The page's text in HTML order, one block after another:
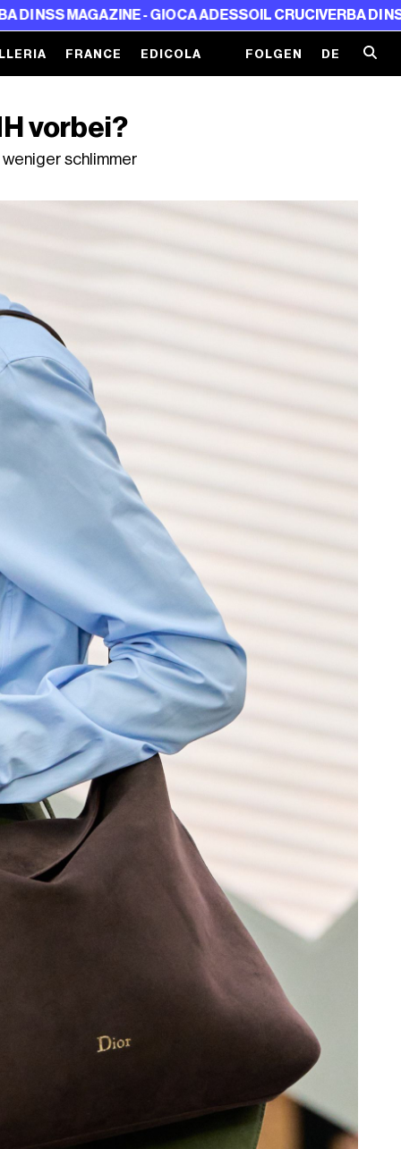
- GIOCA ADESSOIL CRUCIVERBA DI NSS
FRANCE EDICOLA FOLGEN DE
vorbei?
weniger schlimmer